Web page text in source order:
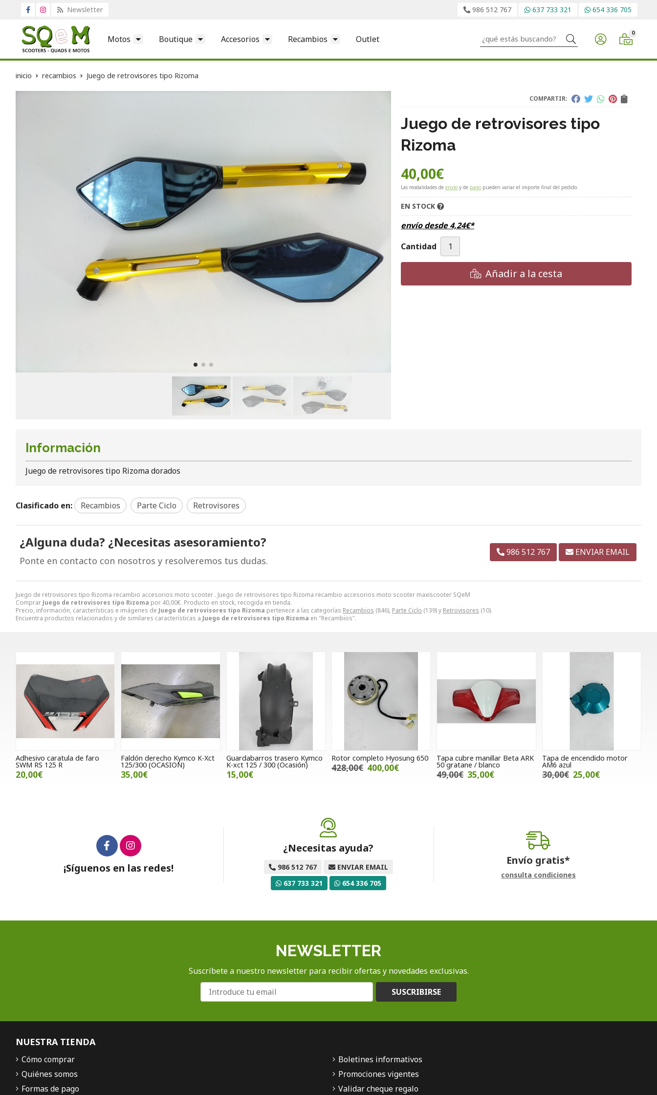
Newsletter 986 512 767 637 733 321 654 336 705
Motos Boutique Accesorios Recambios Outlet Buscar 0
inicio recambios Juego de retrovisores tipo Rizoma
COMPARTIR:
Juego de retrovisores tipo
Rizoma
40,00€
Las modalidades de envío y de pago pueden variar el importe final del pedido.
EN STOCK
envío desde4,24€*
Cantidad
Añadir a la cesta
Juego de retrovisores tipo Rizoma recambio accesorios moto scooter . Juego de retrovisores tipo Rizoma recambio accesorios moto scooter maxiscooter SQeM
Comprar Juego de retrovisores tipo Rizoma por 40,00€. Producto en stock, recogida en tienda.
Precio, información, características e imágenes de Juego de retrovisores tipo Rizoma pertenece a las categorías Recambios (846), Parte Ciclo (139) y Retrovisores (10).
Encuentra productos relacionados y de similares características a Juego de retrovisores tipo Rizoma en "Recambios".
Información
Juego de retrovisores tipo Rizoma dorados
Clasificado en: Recambios Parte Ciclo Retrovisores
¿Alguna duda? ¿Necesitas asesoramiento?
Ponte en contacto con nosotros y resolveremos tus dudas.
986 512 767 ENVIAR EMAIL
Adhesivo caratula de faro
SWM RS 125 R
20,00€
Faldón derecho Kymco K-Xct
125/300 (OCASION)
35,00€
Guardabarros trasero Kymco
K-xct 125 / 300 (Ocasión)
15,00€
Rotor completo Hyosung 650
428,00€ 400,00€
Tapa cubre manillar Beta ARK
50 gratane / blanco
49,00€ 35,00€
Tapa de encendido motor
AM6 azul
30,00€ 25,00€
¡Síguenos en las redes!
¿Necesitas ayuda?
986 512 767
ENVIAR EMAIL
637 733 321
654 336 705
Envío gratis*
consulta condiciones
NEWSLETTER
Suscríbete a nuestro newsletter para recibir ofertas y novedades exclusivas.
SUSCRIBIRSE
NUESTRA TIENDA
Cómo comprar
Quiénes somos
Formas de pago
Boletines informativos
Promociones vigentes
Validar cheque regalo